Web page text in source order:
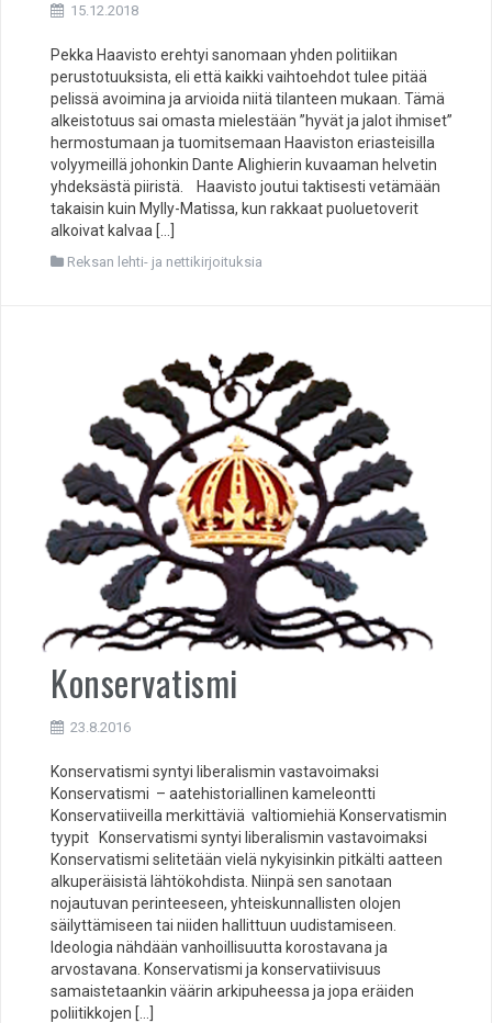
15.12.2018
Pekka Haavisto erehtyi sanomaan yhden politiikan
perustotuuksista, eli että kaikki vaihtoehdot tulee pitää
pelissä avoimina ja arvioida niitä tilanteen mukaan. Tämä
alkeistotuus sai omasta mielestään ”hyvät ja jalot ihmiset”
hermostumaan ja tuomitsemaan Haaviston eriasteisilla
volyymeillä johonkin Dante Alighierin kuvaaman helvetin
yhdeksästä piiristä. Haavisto joutui taktisesti vetämään
takaisin kuin Mylly-Matissa, kun rakkaat puoluetoverit
alkoivat kalvaa […]
Reksan lehti- ja nettikirjoituksia
Konservatismi
23.8.2016
Konservatismi syntyi liberalismin vastavoimaksi
Konservatismi – aatehistoriallinen kameleontti
Konservatiiveilla merkittäviä valtiomiehiä Konservatismin
tyypit Konservatismi syntyi liberalismin vastavoimaksi
Konservatismi selitetään vielä nykyisinkin pitkälti aatteen
alkuperäisistä lähtökohdista. Niinpä sen sanotaan
nojautuvan perinteeseen, yhteiskunnallisten olojen
säilyttämiseen tai niiden hallittuun uudistamiseen.
Ideologia nähdään vanhoillisuutta korostavana ja
arvostavana. Konservatismi ja konservatiivisuus
samaistetaankin väärin arkipuheessa ja jopa eräiden
poliitikkojen […]